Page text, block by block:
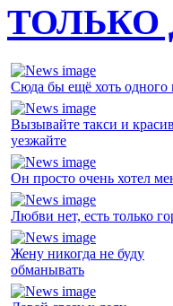
ТОЛЬКО
Сюда бы ещё хоть одного
Вызывайте такси и
уезжайте
Он просто очень хотел
Любви нет, есть только
Жену никогда не буду
обманывать